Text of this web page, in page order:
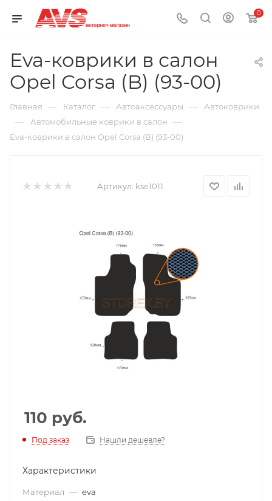
0
Eva-коврики в салон
Opel Corsa (B) (93-00)
Главная — Каталог — Автоаксессуары — Автоковрики
— Автомобильные коврики в салон —
Eva-коврики в салон Opel Corsa (B) (93-00)
Артикул: kse1011
110 руб.
Под заказ Нашли дешевле?
Характеристики
Материал — eva